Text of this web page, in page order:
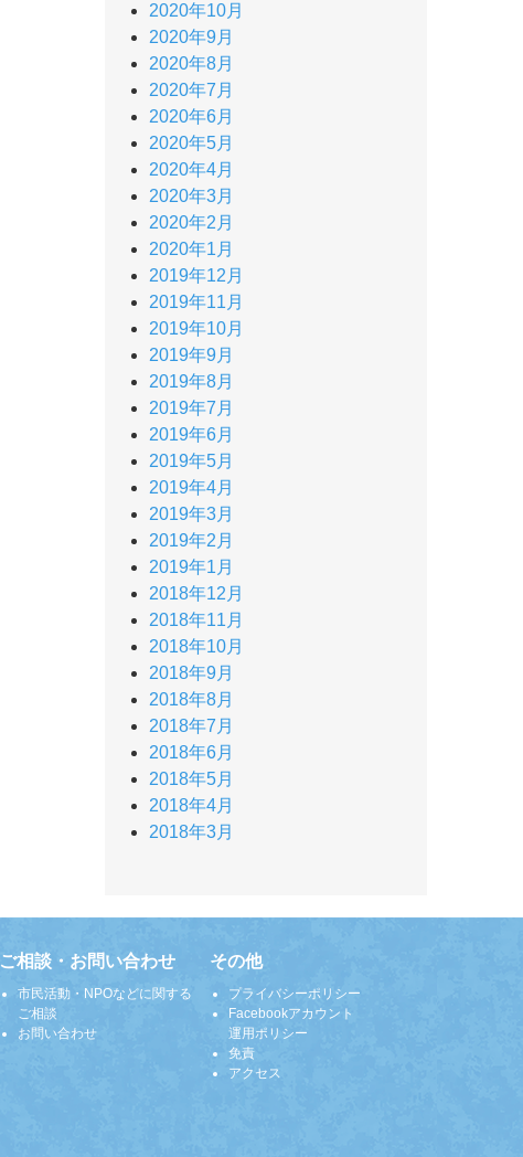
2020年10月
2020年9月
2020年8月
2020年7月
2020年6月
2020年5月
2020年4月
2020年3月
2020年2月
2020年1月
2019年12月
2019年11月
2019年10月
2019年9月
2019年8月
2019年7月
2019年6月
2019年5月
2019年4月
2019年3月
2019年2月
2019年1月
2018年12月
2018年11月
2018年10月
2018年9月
2018年8月
2018年7月
2018年6月
2018年5月
2018年4月
2018年3月
ご相談・お問い合わせ
市民活動・NPOなどに関する
ご相談
お問い合わせ
その他
プライバシーポリシー
Facebookアカウント
運用ポリシー
免責
アクセス